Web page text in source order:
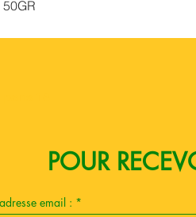
POUR
email :